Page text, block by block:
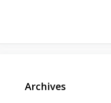
Archives